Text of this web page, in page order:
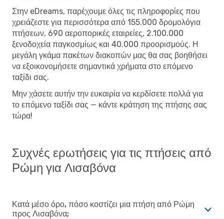
Στην eDreams, παρέχουμε όλες τις πληροφορίες που
χρειάζεστε για περισσότερα από 155.000 δρομολόγια
πτήσεων, 690 αεροπορικές εταιρείες, 2.100.000
ξενοδοχεία παγκοσμίως και 40.000 προορισμούς. Η
μεγάλη γκάμα πακέτων διακοπών μας θα σας βοηθήσει
να εξοικονομήσετε σημαντικά χρήματα στο επόμενο
ταξίδι σας.
Μην χάσετε αυτήν την ευκαιρία να κερδίσετε πολλά για
το επόμενο ταξίδι σας — κάντε κράτηση της πτήσης σας
τώρα!
Συχνές ερωτήσεις για τις πτήσεις από
Ρώμη για Λισαβόνα
Κατά μέσο όρο, πόσο κοστίζει μια πτήση από Ρώμη
προς Λισαβόνα;